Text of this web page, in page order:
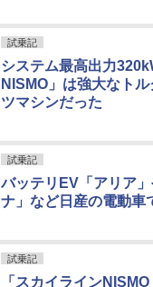
試乗記
システム最高出力
NISMO」は強大なト
ツマシンだった
試乗記
バッテリEV「アリア
ナ」など日産の電動車
試乗記
「スカイライン